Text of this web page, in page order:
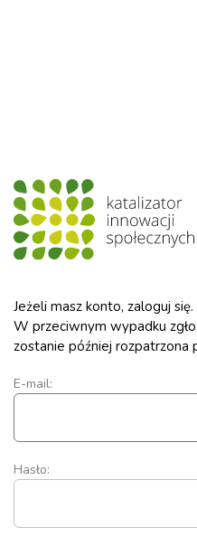
Jeżeli masz konto, zaloguj się.
W przeciwnym wypadku
zostanie później rozpatrzona
E-mail:
Hasło: